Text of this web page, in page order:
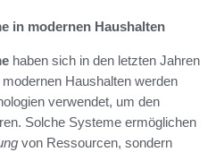
in modernen Haushalten
haben sich in den letzten Jahren
Haushalten werden
verwendet, um den
Solche Systeme ermöglichen
von Ressourcen, sondern